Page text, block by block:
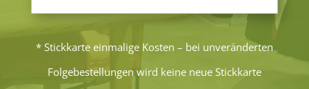
* Stickkarte einmalige Kosten – bei unveränderten
Folgebestellungen wird keine neue Stickkarte